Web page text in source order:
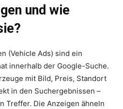
und wie
(Vehicle Ads) sind ein
innerhalb der Google-Suche.
mit Bild, Preis, Standort
in den Suchergebnissen –
Treffer. Die Anzeigen ähneln